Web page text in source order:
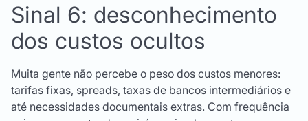
Sinal 6: desconhecimento
dos custos ocultos
Muita gente não percebe o peso dos custos menores:
tarifas fixas, spreads, taxas de bancos intermediários e
até necessidades documentais extras. Com frequência